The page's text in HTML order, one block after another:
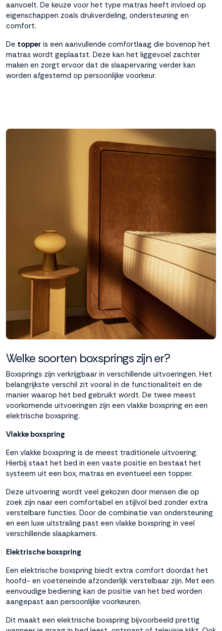
aanvoelt. De keuze voor het type matras heeft invloed op
eigenschappen zoals drukverdeling, ondersteuning en
comfort.
De topper is een aanvullende comfortlaag die bovenop het
matras wordt geplaatst. Deze kan het liggevoel zachter
maken en zorgt ervoor dat de slaapervaring verder kan
worden afgestemd op persoonlijke voorkeur.
Welke soorten boxsprings zijn er?
Boxsprings zijn verkrijgbaar in verschillende uitvoeringen. Het
belangrijkste verschil zit vooral in de functionaliteit en de
manier waarop het bed gebruikt wordt. De twee meest
voorkomende uitvoeringen zijn een vlakke boxspring en een
elektrische boxspring.
Vlakke boxspring
Een vlakke boxspring is de meest traditionele uitvoering.
Hierbij staat het bed in een vaste positie en bestaat het
systeem uit een box, matras en eventueel een topper.
Deze uitvoering wordt veel gekozen door mensen die op
zoek zijn naar een comfortabel en stijlvol bed zonder extra
verstelbare functies. Door de combinatie van ondersteuning
en een luxe uitstraling past een vlakke boxspring in veel
verschillende slaapkamers.
Elektrische boxspring
Een elektrische boxspring biedt extra comfort doordat het
hoofd- en voeteneinde afzonderlijk verstelbaar zijn. Met een
eenvoudige bediening kan de positie van het bed worden
aangepast aan persoonlijke voorkeuren.
Dit maakt een elektrische boxspring bijvoorbeeld prettig